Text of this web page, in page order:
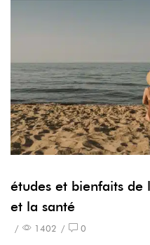
études et bienfaits de
et la santé
/ 1402 / 0